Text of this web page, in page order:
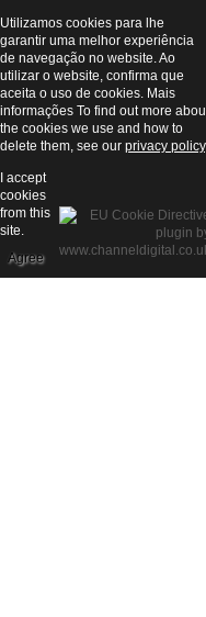
Utilizamos cookies para lhe
garantir uma melhor experiência
de navegação no website. Ao
utilizar o website, confirma que
aceita o uso de cookies. Mais
informações To find out more
the cookies we use and how to
delete them, see our privacy policy
I accept
cookies
from this
site.
Agree